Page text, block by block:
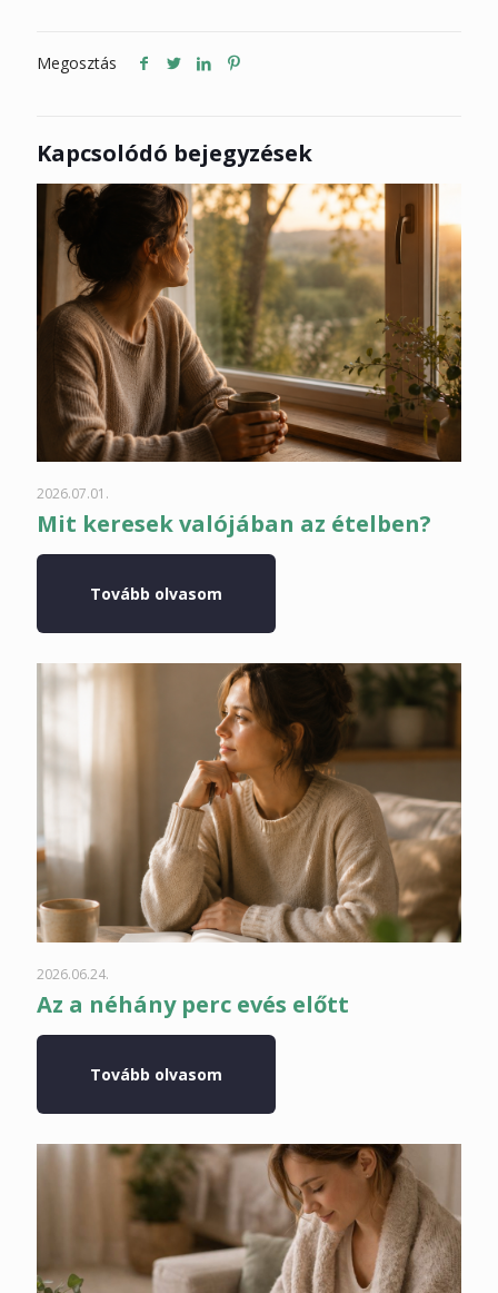
Megosztás
Kapcsolódó bejegyzések
2026.07.01.
Mit keresek valójában az ételben?
Tovább olvasom
2026.06.24.
Az a néhány perc evés előtt
Tovább olvasom